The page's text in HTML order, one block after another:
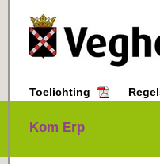
Kom Erp
Toelichting